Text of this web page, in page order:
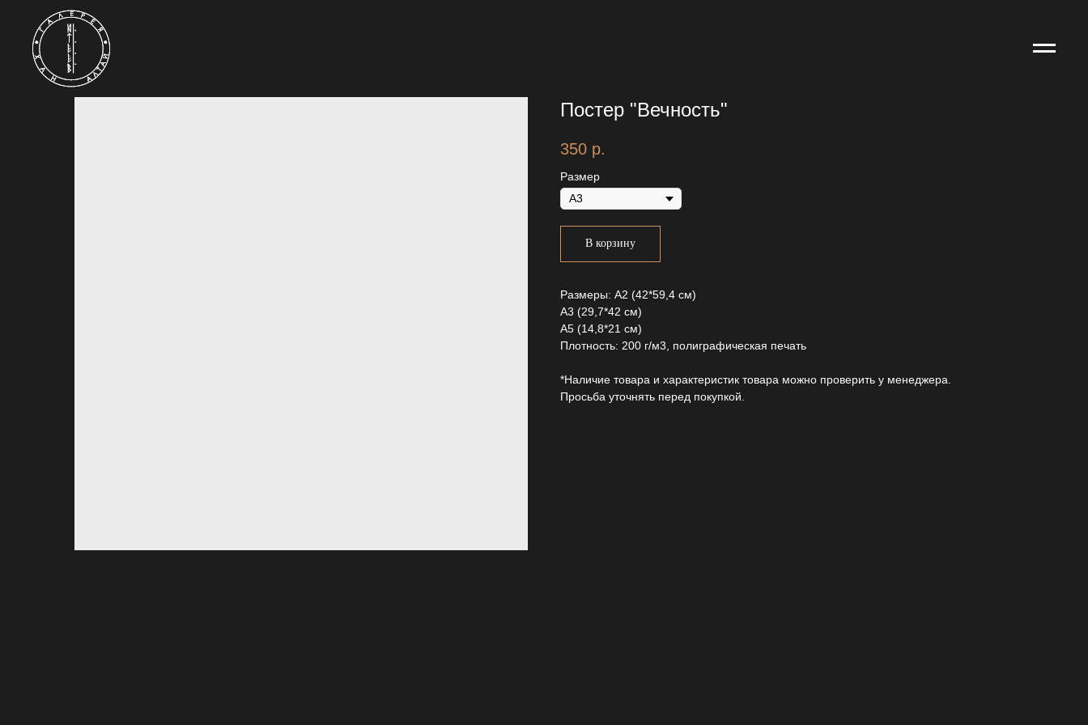
Постер "Вечность"
350 р.
Размер
В корзину
Размеры: А2 (42*59,4 см)
А3 (29,7*42 см)
А5 (14,8*21 см)
Плотность: 200 г/м3, полиграфическая печать
*Наличие товара и характеристик товара можно проверить у менеджера.
Просьба уточнять перед покупкой.